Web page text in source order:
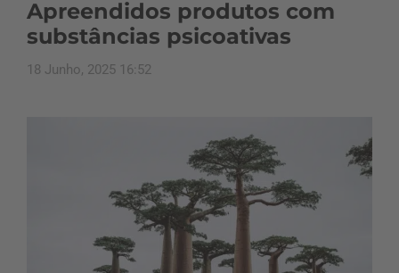
Apreendidos produtos com
substâncias psicoativas
18 Junho, 2025 16:52